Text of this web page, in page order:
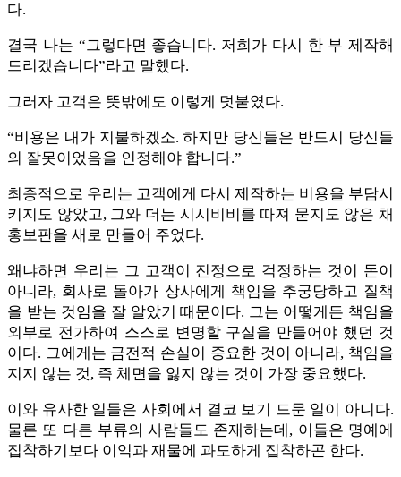
다.
결국 나는 “그렇다면 좋습니다. 저희가 다시 한 부 제작해
드리겠습니다”라고 말했다.
그러자 고객은 뜻밖에도 이렇게 덧붙였다.
“비용은 내가 지불하겠소. 하지만 당신들은 반드시 당신들
의 잘못이었음을 인정해야 합니다.”
최종적으로 우리는 고객에게 다시 제작하는 비용을 부담시
키지도 않았고, 그와 더는 시시비비를 따져 묻지도 않은 채
홍보판을 새로 만들어 주었다.
왜냐하면 우리는 그 고객이 진정으로 걱정하는 것이 돈이
아니라, 회사로 돌아가 상사에게 책임을 추궁당하고 질책
을 받는 것임을 잘 알았기 때문이다. 그는 어떻게든 책임을
외부로 전가하여 스스로 변명할 구실을 만들어야 했던 것
이다. 그에게는 금전적 손실이 중요한 것이 아니라, 책임을
지지 않는 것, 즉 체면을 잃지 않는 것이 가장 중요했다.
이와 유사한 일들은 사회에서 결코 보기 드문 일이 아니다.
물론 또 다른 부류의 사람들도 존재하는데, 이들은 명예에
집착하기보다 이익과 재물에 과도하게 집착하곤 한다.